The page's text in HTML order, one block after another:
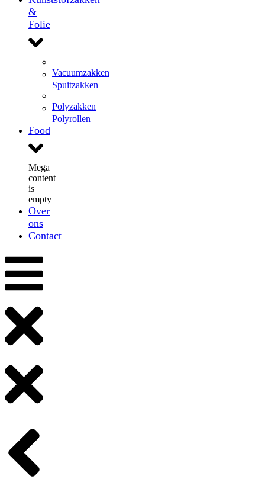
&
Folie
Vacuumzakken
Spuitzakken
Polyzakken
Polyrollen
Food
Mega
content
is
empty
Over
ons
Contact